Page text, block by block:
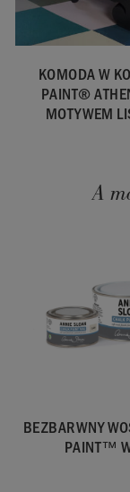
dystrybuowane
w UE przez
Annie Sloan
Europe GmbH.
KOMODA W
PAINT®
MOTYWEM
A
BEZBARWNY
PAINT™